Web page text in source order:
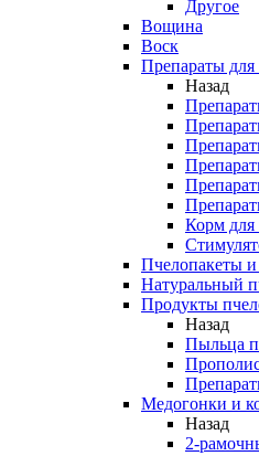
Другое
Вощина
Воск
Препараты для
Назад
Корм для
Пчелопакеты
Натуральный
Продукты
Назад
Пыльца
Медогонки и
Назад
2-